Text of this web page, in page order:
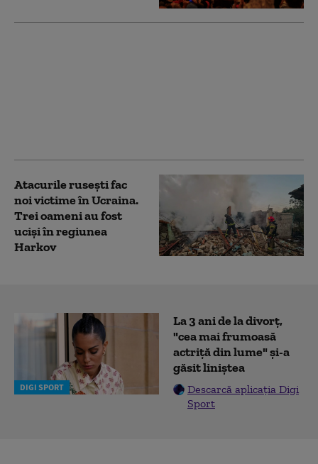
Atacurile rusești fac
noi victime în Ucraina.
Trei oameni au fost
uciși în regiunea
Harkov
DIGI SPORT
La 3 ani de la divorț,
"cea mai frumoasă
actriță din lume" și-a
găsit liniștea
Descarcă aplicația Digi
Sport